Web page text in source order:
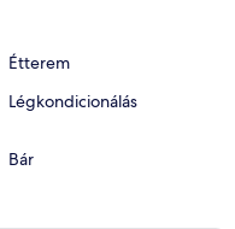
Étterem
Légkondicionálás
Bár